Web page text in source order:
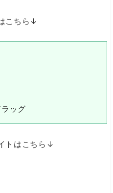
こちら↓
ッグ
トはこちら↓